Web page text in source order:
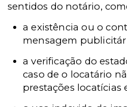
sentidos do notário,
a existência ou o
mensagem
a verificação do
caso de o locatário
prestações locatícias